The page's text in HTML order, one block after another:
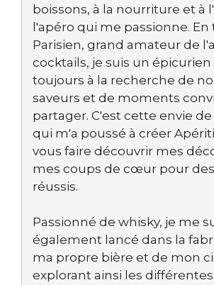
boissons, à la nourriture et à
l'apéro qui me passionne.
Parisien, grand amateur de
cocktails, je suis un épicurien
toujours à la recherche de
saveurs et de moments
partager. C'est cette envie
qui m'a poussé à créer
vous faire découvrir mes
mes coups de cœur pour
réussis.
Passionné de whisky, je me
également lancé dans la
ma propre bière et de mon
explorant ainsi les